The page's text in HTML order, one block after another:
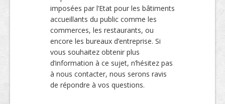
imposées par l’Etat pour les bâtiments
accueillants du public comme les
commerces, les restaurants, ou
encore les bureaux d’entreprise. Si
vous souhaitez obtenir plus
d’information à ce sujet, n’hésitez pas
à nous contacter, nous serons ravis
de répondre à vos questions.